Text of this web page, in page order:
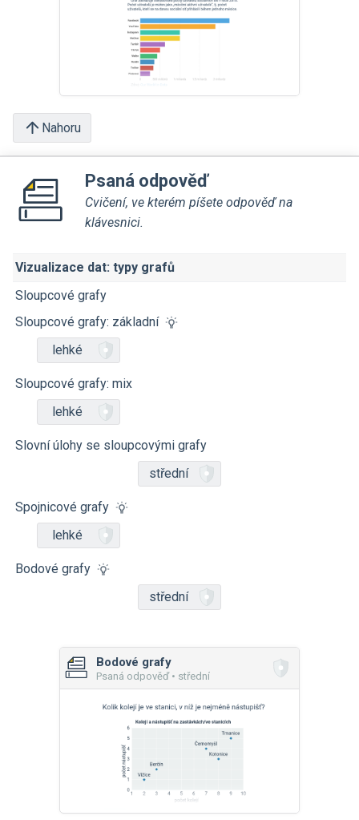
Nahoru
Psaná odpověď
Cvičení, ve kterém píšete odpověď na
klávesnici.
Vizualizace dat: typy grafů
Sloupcové grafy
Sloupcové grafy: základní
lehké
Sloupcové grafy: mix
lehké
Slovní úlohy se sloupcovými grafy
střední
Spojnicové grafy
lehké
Bodové grafy
střední
Bodové grafy
Psaná odpověď • střední